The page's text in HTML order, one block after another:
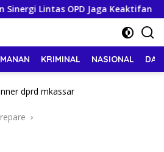
Lintas OPD Jaga Keaktifan
KRIMINAL NASIONAL